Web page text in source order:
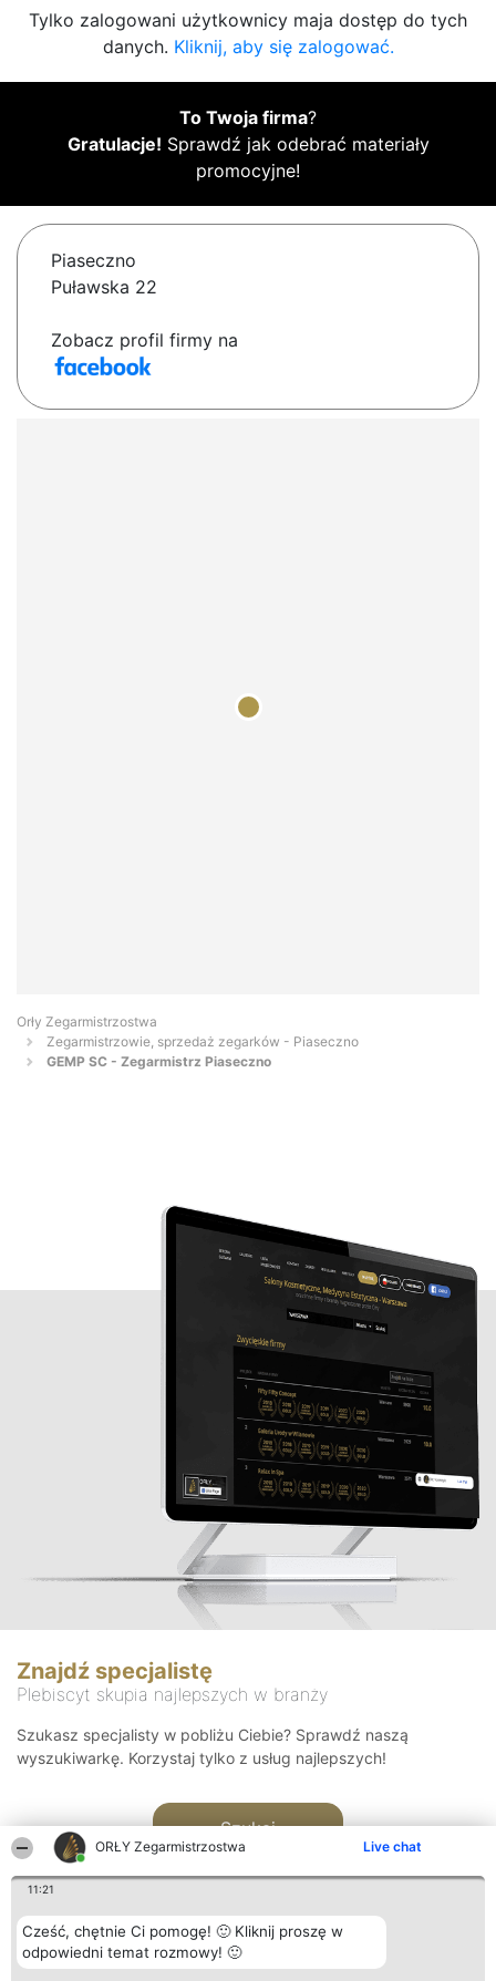
ORŁY Zegarmistrzostwa Live chat
11:21
Cześć, chętnie Ci pomogę! 🙂 Kliknij proszę w
odpowiedni temat rozmowy! 🙂
Tylko zalogowani użytkownicy maja dostęp do tych
danych. Kliknij, aby się zalogować.
To Twoja firma?
Gratulacje! Sprawdź jak odebrać materiały
promocyjne!
Piaseczno
Puławska 22
Zobacz profil firmy na
Orły Zegarmistrzostwa
Zegarmistrzowie, sprzedaż zegarków - Piaseczno
GEMP SC - Zegarmistrz Piaseczno
Znajdź specjalistę
Plebiscyt skupia najlepszych w branży
Szukasz specjalisty w pobliżu Ciebie? Sprawdź naszą
wyszukiwarkę. Korzystaj tylko z usług najlepszych!
Szukaj